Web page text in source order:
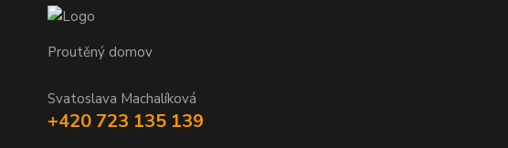
Proutěný domov
Svatoslava Machalíková
+420 723 135 139